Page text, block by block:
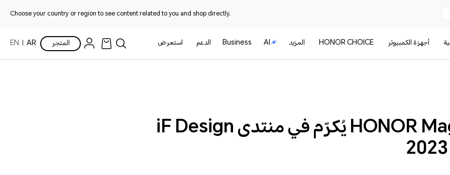
Choose your country or region to see content related to you and shop directly.
أجهزة الكمبيوتر HONOR CHOICE المزيد AI
Business الدعم استعرض المتجر AR
EN
هاتف HONOR Magic Vs يُكرّم في منتدى iF Design